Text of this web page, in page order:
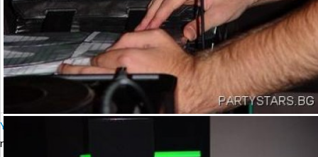
YALTA Club Presents MARTIN SOLVERG
петък, 06 октомври 2006 23:00